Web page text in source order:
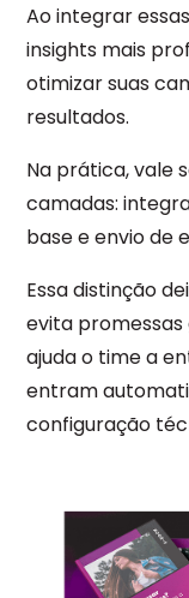
Ao integrar
insights mais
otimizar suas
resultados.
Na prática, vale
camadas:
base e envio de
Essa distinção
evita
ajuda o time a
entram
configuração